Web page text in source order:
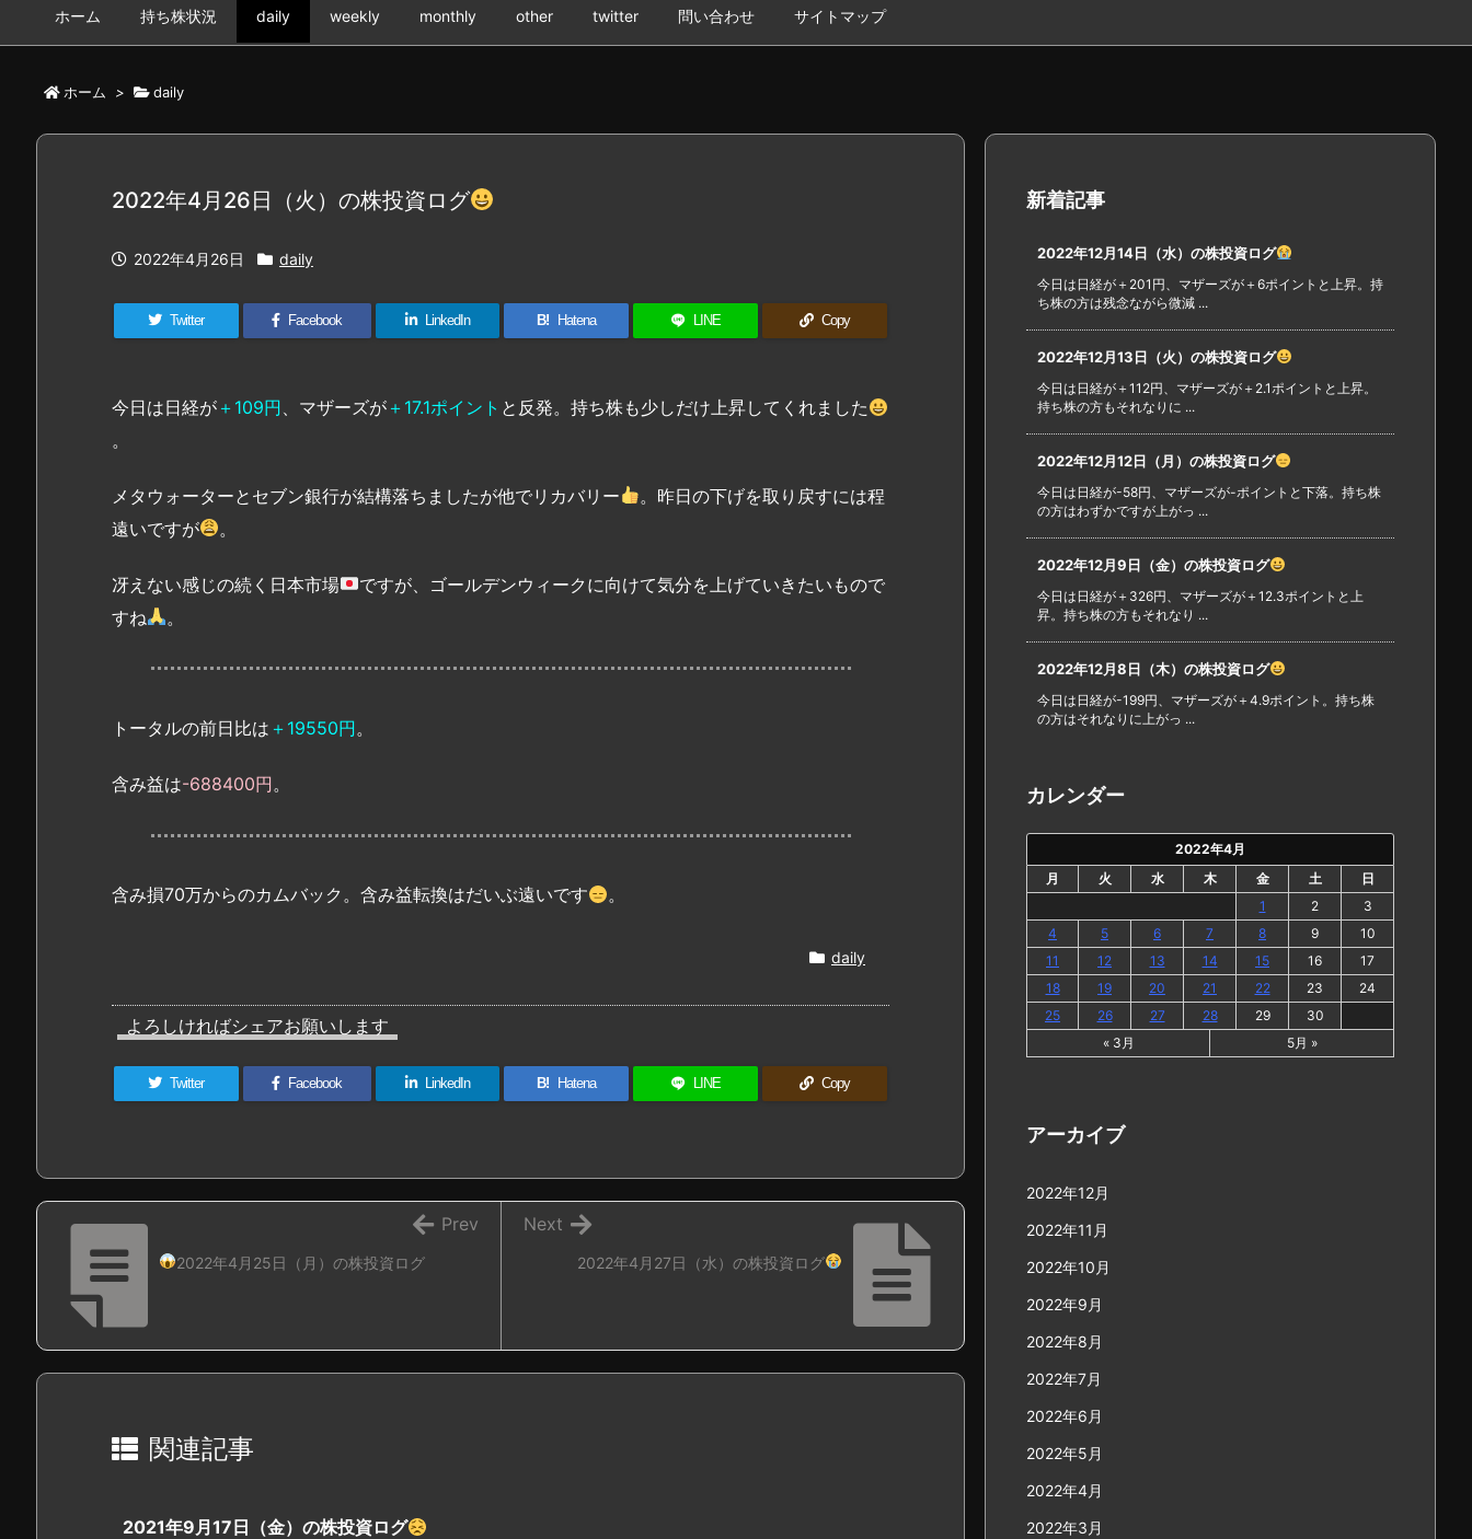
ホーム 持ち株状況 daily weekly monthly other twitter 問い合わせ サイトマップ
ホーム > daily
2022年4月26日（火）の株投資ログ
2022年4月26日 daily
Twitter Facebook LinkedIn B! Hatena LINE Copy
今日は日経が ＋109円 、マザーズが ＋17.1ポイント と反発。持ち株も少しだけ上昇してくれました
。
メタウォーターとセブン銀行が結構落ちましたが他でリカバリー
。昨日の下げを取り戻すには程
遠いですが
。
冴えない感じの続く日本市場
ですが、ゴールデンウィークに向けて気分を上げていきたいもので
すね
。
トータルの前日比は ＋19550円。
含み益は-688400円。
含み損70万からのカムバック。含み益転換はだいぶ遠いです 。
daily
よろしければシェアお願いします
Twitter Facebook LinkedIn B! Hatena LINE Copy
2022年4月27日（水）の株投資ログ
Next
2022年4月25日（月）の株投資ログ
Prev
関連記事
2021年9月17日（金）の株投資ログ
新着記事
2022年12月14日（水）の株投資ログ
今日は日経が＋201円、マザーズが＋6ポイントと上昇。持
ち株の方は残念ながら微減 ...
2022年12月13日（火）の株投資ログ
今日は日経が＋112円、マザーズが＋2.1ポイントと上昇。
持ち株の方もそれなりに ...
2022年12月12日（月）の株投資ログ
今日は日経が-58円、マザーズが-ポイントと下落。持ち株
の方はわずかですが上がっ ...
2022年12月9日（金）の株投資ログ
今日は日経が＋326円、マザーズが＋12.3ポイントと上
昇。持ち株の方もそれなり ...
2022年12月8日（木）の株投資ログ
今日は日経が-199円、マザーズが＋4.9ポイント。持ち株
の方はそれなりに上がっ ...
カレンダー
2022年4月
月
火 水 木 金 土
日
1
2
3
4
5 6 7 8 9
10
11
12 13 14 15 16
17
18
19 20 21 22 23
24
25
26 27 28 29
30
« 3月
5月 »
アーカイブ
2022年12月
2022年11月
2022年10月
2022年9月
2022年8月
2022年7月
2022年6月
2022年5月
2022年4月
2022年3月